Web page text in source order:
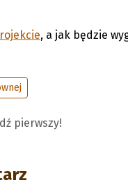
, a jak będzie
pierwszy!